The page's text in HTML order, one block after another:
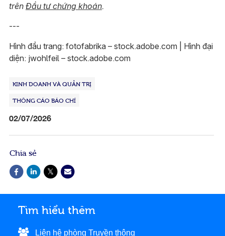
trên Đầu tư chứng khoán.
---
Hình đầu trang: fotofabrika – stock.adobe.com | Hình đại
diện: jwohlfeil – stock.adobe.com
KINH DOANH VÀ QUẢN TRỊ
THÔNG CÁO BÁO CHÍ
02/07/2026
Chia sẻ
Tìm hiểu thêm
Liên hệ phòng Truyền thông